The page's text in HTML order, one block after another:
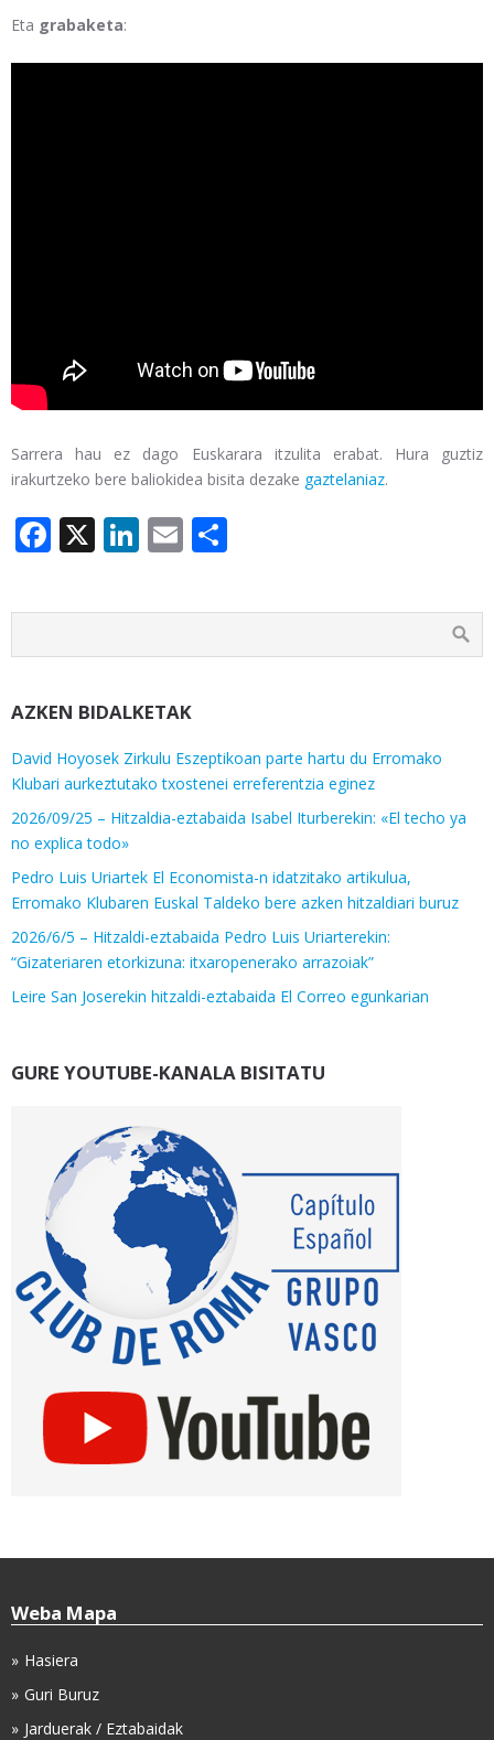
Eta grabaketa:
Sarrera hau ez dago Euskarara itzulita erabat. Hura guztiz
irakurtzeko bere baliokidea bisita dezake gaztelaniaz.
Facebook
X LinkedIn
Email
AZKEN BIDALKETAK
David Hoyosek Zirkulu Eszeptikoan parte hartu du Erromako
Klubari aurkeztutako txostenei erreferentzia eginez
2026/09/25 – Hitzaldia-eztabaida Isabel Iturberekin: «El techo ya
no explica todo»
Pedro Luis Uriartek El Economista-n idatzitako artikulua,
Erromako Klubaren Euskal Taldeko bere azken hitzaldiari buruz
2026/6/5 – Hitzaldi-eztabaida Pedro Luis Uriarterekin:
“Gizateriaren etorkizuna: itxaropenerako arrazoiak”
Leire San Joserekin hitzaldi-eztabaida El Correo egunkarian
GURE YOUTUBE-KANALA BISITATU
Weba Mapa
Hasiera
Guri Buruz
Jarduerak / Eztabaidak